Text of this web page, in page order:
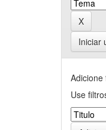
Iniciar
Adicione
Use